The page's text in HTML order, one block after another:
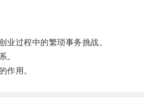
过程中的繁琐事务挑战。
。
作用。